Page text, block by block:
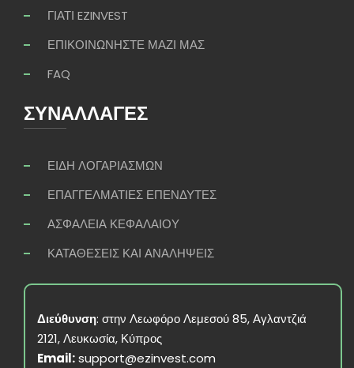
ΓΙΑΤΙ EZINVEST
ΕΠΙΚΟΙΝΩΝΗΣΤΕ ΜΑΖΙ ΜΑΣ
FAQ
ΣΥΝΑΛΛΑΓΕΣ
ΕΙΔΗ ΛΟΓΑΡΙΑΣΜΩΝ
ΕΠΑΓΓΕΛΜΑΤΙΕΣ ΕΠΕΝΔΥΤΕΣ
ΑΣΦΑΛΕΙΑ ΚΕΦΑΛΑΙΟΥ
ΚΑΤΑΘΕΣΕΙΣ ΚΑΙ ΑΝΑΛΗΨΕΙΣ
Διεύθυνση: στην Λεωφόρο Λεμεσού 85, Αγλαντζιά
2121, Λευκωσία, Κύπρος
Email:support@ezinvest.com